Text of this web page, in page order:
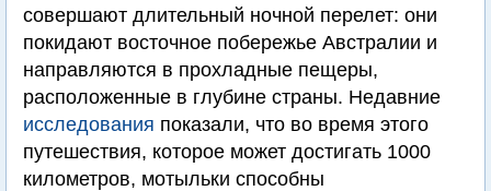
совершают длительный ночной перелет: они
покидают восточное побережье Австралии и
направляются в прохладные пещеры,
расположенные в глубине страны. Недавние
исследования показали, что во время этого
путешествия, которое может достигать 1000
километров, мотыльки способны